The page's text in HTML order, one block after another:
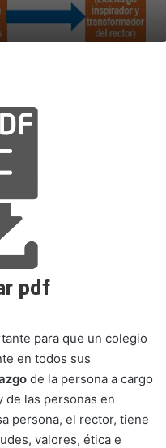
para que un colegio
en todos sus
de la persona a cargo
las personas en
persona, el rector, tiene
valores, ética e